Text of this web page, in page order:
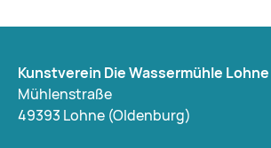
Kunstverein Die Wassermühle Lohne
Mühlenstraße
49393 Lohne (Oldenburg)